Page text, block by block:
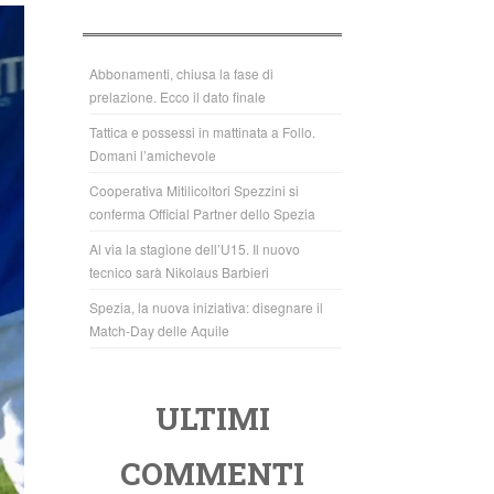
o
o
k
p
p
Abbonamenti, chiusa la fase di
prelazione. Ecco il dato finale
Tattica e possessi in mattinata a Follo.
Domani l’amichevole
Cooperativa Mitilicoltori Spezzini si
conferma Official Partner dello Spezia
Al via la stagione dell’U15. Il nuovo
tecnico sarà Nikolaus Barbieri
Spezia, la nuova iniziativa: disegnare il
Match-Day delle Aquile
ULTIMI
COMMENTI